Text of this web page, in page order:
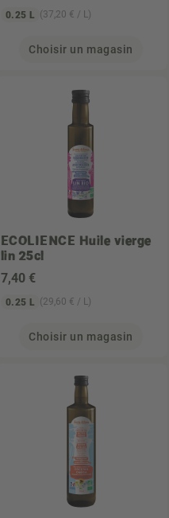
0.25 L (37,20 € / L)
Choisir un magasin
ECOLIENCE Huile vierge
lin 25cl
7,40 €
0.25 L (29,60 € / L)
Choisir un magasin